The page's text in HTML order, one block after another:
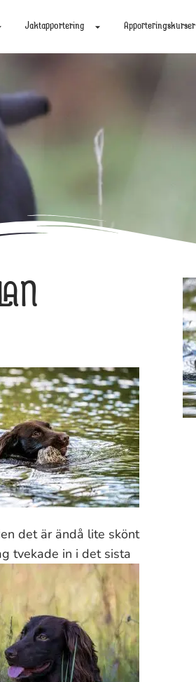
Jaktapportering Apporteringskurser
det är ändå lite skönt
tvekade in i det sista